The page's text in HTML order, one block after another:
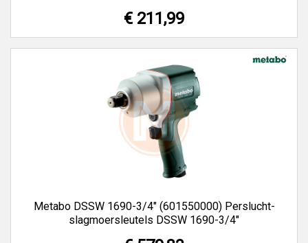
€ 211,99
Metabo DSSW 1690-3/4" (601550000) Perslucht-
slagmoersleutels DSSW 1690-3/4"